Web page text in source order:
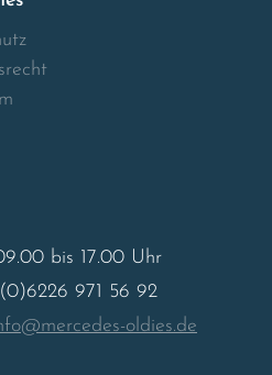
bis 17.00 Uhr
(0)6226 971 56 92
oldies.de